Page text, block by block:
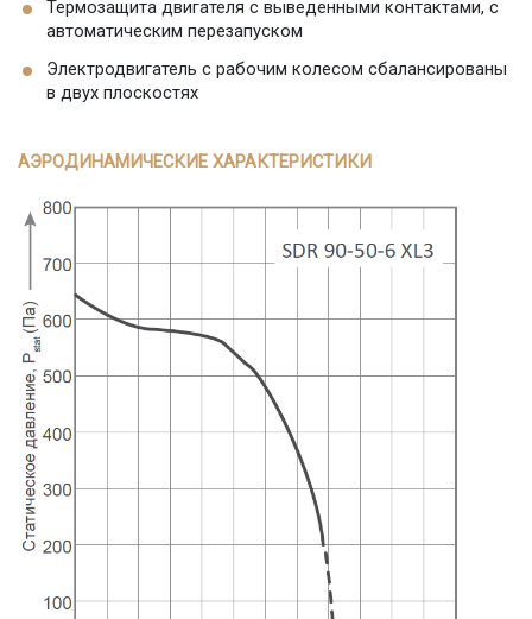
Термозащита двигателя с выведенными контактами, с
автоматическим перезапуском
Электродвигатель с рабочим колесом сбалансированы
в двух плоскостях
АЭРОДИНАМИЧЕСКИЕ ХАРАКТЕРИСТИКИ